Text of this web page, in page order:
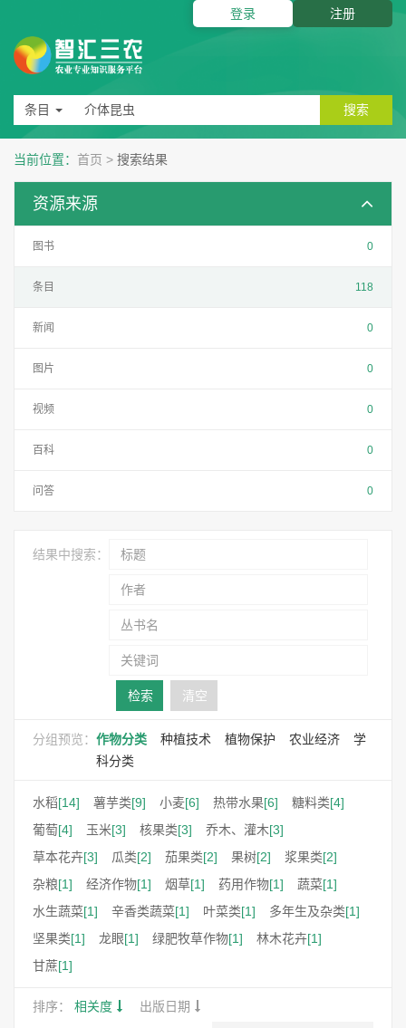
登录 注册
条目 搜索
当前位置： 首页 > 搜索结果
资源来源
0
图书
118
条目
0
新闻
0
图片
0
视频
0
百科
0
问答
结果中搜索：
检索 清空
分组预览： 作物分类 种植技术 植物保护 农业经济
学
科分类
水稻[14] 薯芋类[9] 小麦[6] 热带水果[6] 糖料类[4]
葡萄[4] 玉米[3] 核果类[3] 乔木、灌木[3]
草本花卉[3] 瓜类[2] 茄果类[2] 果树[2] 浆果类[2]
杂粮[1] 经济作物[1] 烟草[1] 药用作物[1] 蔬菜[1]
水生蔬菜[1] 辛香类蔬菜[1] 叶菜类[1] 多年生及杂类[1]
坚果类[1] 龙眼[1] 绿肥牧草作物[1] 林木花卉[1]
甘蔗[1]
排序： 相关度 出版日期